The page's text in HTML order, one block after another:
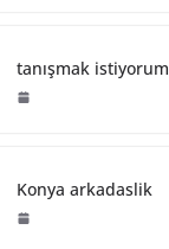
tanışmak istiyorum
Konya arkadaslik